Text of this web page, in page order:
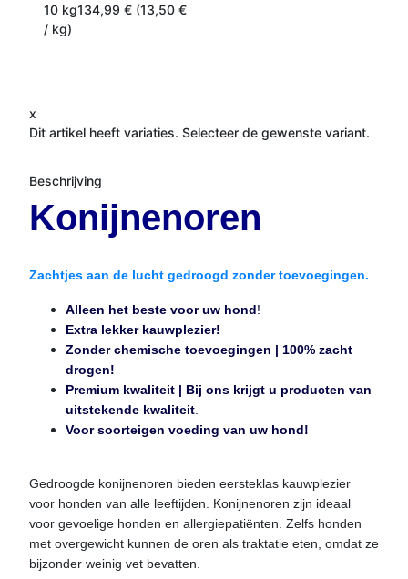
10 kg134,99 € (13,50 €
/ kg)
x
Dit artikel heeft variaties. Selecteer de gewenste variant.
Beschrijving
Konijnenoren
Zachtjes aan de lucht gedroogd zonder toevoegingen.
Alleen het beste voor uw hond!
Extra lekker kauwplezier!
Zonder chemische toevoegingen | 100% zacht
drogen!
Premium kwaliteit | Bij ons krijgt u producten van
uitstekende kwaliteit
Voor soorteigen voeding van uw hond!
Gedroogde konijnenoren bieden eersteklas kauwplezier
voor honden van alle leeftijden. Konijnenoren zijn ideaal
voor gevoelige honden en allergiepatiënten. Zelfs honden
met overgewicht kunnen de oren als traktatie eten, omdat ze
bijzonder weinig vet bevatten.